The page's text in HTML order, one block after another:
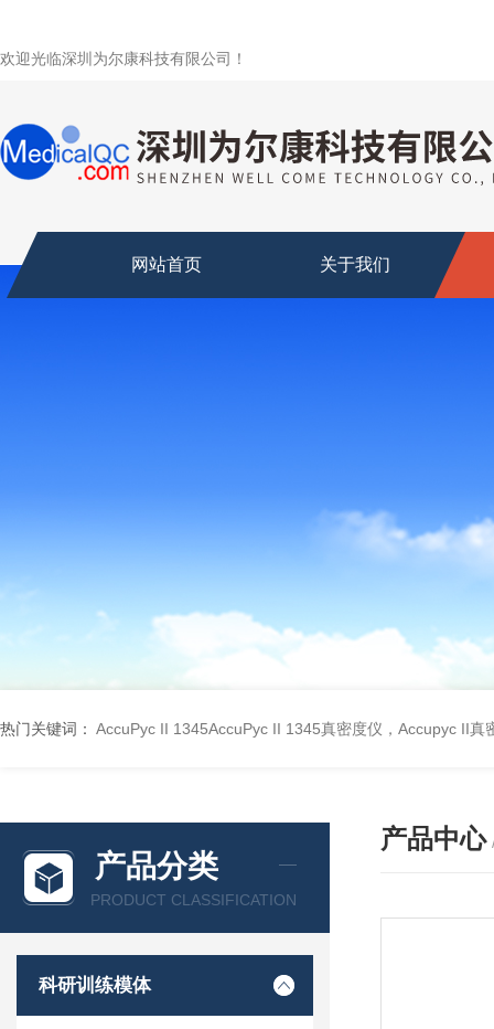
欢迎光临深圳为尔康科技有限公司！
网站首页 关于我们
热门关键词： AccuPyc II 1345AccuPyc II 1345真密度仪，Accupyc II真
产品分类
PRODUCT CLASSIFICATION
科研训练模体
产品中心